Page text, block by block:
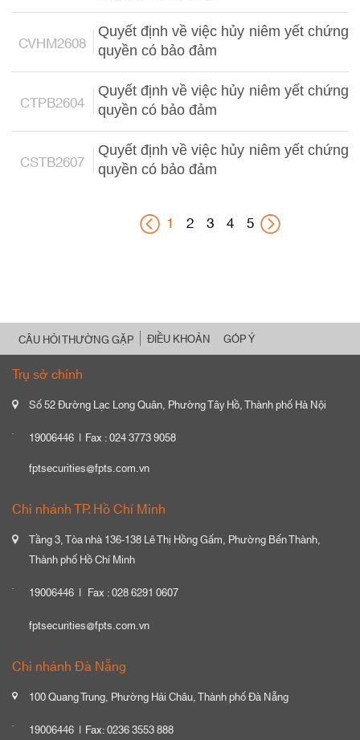
CVHM2608
Quyết định về việc hủy niêm yết chứng
quyền có bảo đảm
CTPB2604
Quyết định về việc hủy niêm yết chứng
quyền có bảo đảm
CSTB2607
Quyết định về việc hủy niêm yết chứng
quyền có bảo đảm
1 2 3 4 5
CÂU HỎI THƯỜNG GẶP ĐIỀU KHOẢN GÓP Ý
Trụ sở chính
Số 52 Đường Lạc Long Quân, Phường Tây Hồ, Thành phố Hà Nội
19006446
Fax : 024 3773 9058
fptsecurities@fpts.com.vn
Chi nhánh TP. Hồ Chí Minh
Tầng 3, Tòa nhà 136-138 Lê Thị Hồng Gấm, Phường Bến Thành,
Thành phố Hồ Chí Minh
19006446
Fax : 028 6291 0607
fptsecurities@fpts.com.vn
Chi nhánh Đà Nẵng
100 Quang Trung, Phường Hải Châu, Thành phố Đà Nẵng
19006446
Fax: 0236 3553 888